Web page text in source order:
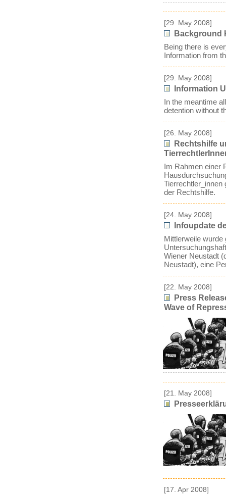
[29. May 2008]
Background
Being there is
Information from
[29. May 2008]
Information
In the meantime
detention without
[26. May 2008]
Rechtshilfe
Im Rahmen einer
Tierrechtler_innen
der Rechtshilfe.
[24. May 2008]
Infoupdate
Mittlerweile wurde
Wiener Neustadt
Neustadt), eine
[22. May 2008]
Press
Wave of
[21. May 2008]
[17. Apr 2008]